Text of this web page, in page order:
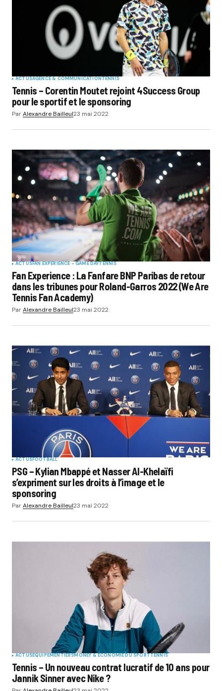
ACTUSAGENCE & COMMUNICATIONTENNIS
Tennis – Corentin Moutet rejoint 4Success Group
pour le sportif et le sponsoring
ParAlexandre Bailleul23 mai 2022
ACTUSFAN EXPERIENCE - GAME DAYTENNIS
Fan Experience : La Fanfare BNP Paribas de retour
dans les tribunes pour Roland-Garros 2022 (We Are
Tennis Fan Academy)
ParAlexandre Bailleul23 mai 2022
ACTUSFOOTBALL
PSG – Kylian Mbappé et Nasser Al-Khelaïfi
s’expriment sur les droits à l’image et le
sponsoring
ParAlexandre Bailleul23 mai 2022
ACTUSEQUIPEMENTIERSMONEY & ÉCONOMIE DU SPORTTENNIS
Tennis – Un nouveau contrat lucratif de 10 ans pour
Jannik Sinner avec Nike ?